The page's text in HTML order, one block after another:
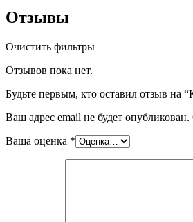
Отзывы
Очистить фильтры
Отзывов пока нет.
Будьте первым, кто оставил отзыв на
Ваш адрес email не будет опубликован.
Ваша оценка *